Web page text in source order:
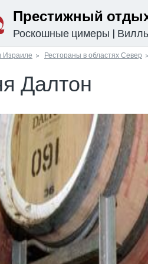
Престижный
Роскошные цимеры |
Израиле Рестораны в областях Север
Далтон